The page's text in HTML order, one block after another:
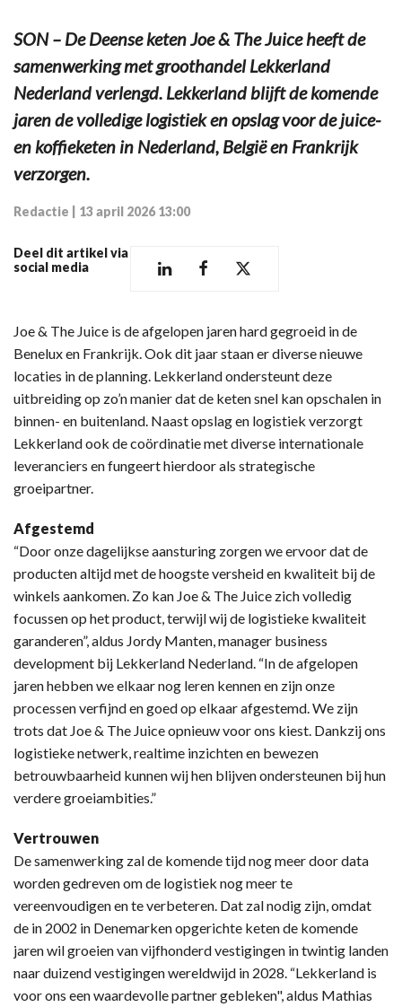
SON – De Deense keten Joe & The Juice heeft de
samenwerking met groothandel Lekkerland
Nederland verlengd. Lekkerland blijft de komende
jaren de volledige logistiek en opslag voor de juice-
en koffieketen in Nederland, België en Frankrijk
verzorgen.
Redactie 13 april 2026 13:00
Deel dit artikel via
social media
Joe & The Juice is de afgelopen jaren hard gegroeid in de
Benelux en Frankrijk. Ook dit jaar staan er diverse nieuwe
locaties in de planning. Lekkerland ondersteunt deze
uitbreiding op zo’n manier dat de keten snel kan opschalen in
binnen- en buitenland. Naast opslag en logistiek verzorgt
Lekkerland ook de coördinatie met diverse internationale
leveranciers en fungeert hierdoor als strategische
groeipartner.
Afgestemd
“Door onze dagelijkse aansturing zorgen we ervoor dat de
producten altijd met de hoogste versheid en kwaliteit bij de
winkels aankomen. Zo kan Joe & The Juice zich volledig
focussen op het product, terwijl wij de logistieke kwaliteit
garanderen”, aldus Jordy Manten, manager business
development bij Lekkerland Nederland. “In de afgelopen
jaren hebben we elkaar nog leren kennen en zijn onze
processen verfijnd en goed op elkaar afgestemd. We zijn
trots dat Joe & The Juice opnieuw voor ons kiest. Dankzij ons
logistieke netwerk, realtime inzichten en bewezen
betrouwbaarheid kunnen wij hen blijven ondersteunen bij hun
verdere groeiambities.”
Vertrouwen
De samenwerking zal de komende tijd nog meer door data
worden gedreven om de logistiek nog meer te
vereenvoudigen en te verbeteren. Dat zal nodig zijn, omdat
de in 2002 in Denemarken opgerichte keten de komende
jaren wil groeien van vijfhonderd vestigingen in twintig landen
naar duizend vestigingen wereldwijd in 2028. “Lekkerland is
voor ons een waardevolle partner gebleken", aldus Mathias